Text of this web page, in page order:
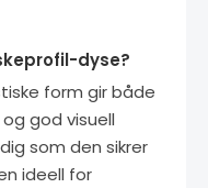
dyse?
form gir både
god visuell
som den sikrer
ideell for